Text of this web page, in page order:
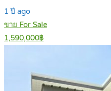
1 ปี ago
ขาย For Sale
1,590,000฿